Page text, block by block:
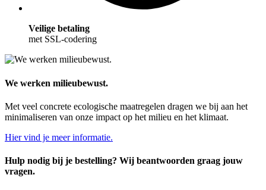
Veilige betaling
met SSL-codering
We werken milieubewust.
Met veel concrete ecologische maatregelen dragen we bij aan het
minimaliseren van onze impact op het milieu en het klimaat.
Hier vind je meer informatie.
Hulp nodig bij je bestelling? Wij beantwoorden graag jouw
vragen.